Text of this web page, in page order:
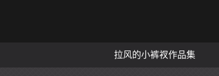
拉风的小裤衩作品集